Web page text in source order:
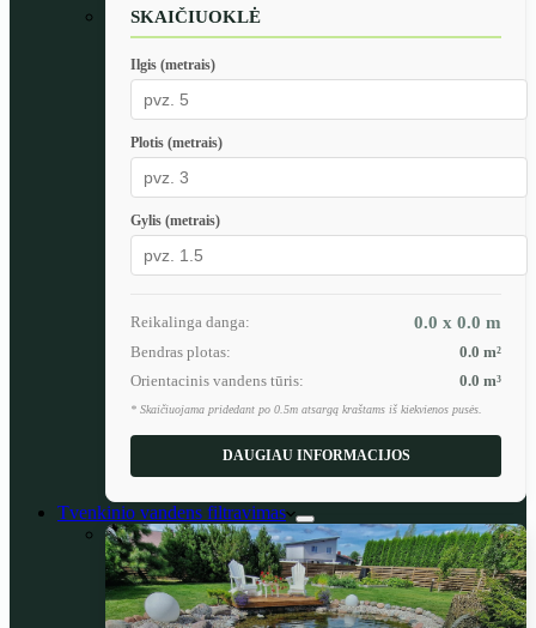
SKAIČIUOKLĖ
Ilgis (metrais)
Plotis (metrais)
Gylis (metrais)
Reikalinga danga: 0.0 x 0.0 m
Bendras plotas: 0.0 m²
Orientacinis vandens tūris:
0.0 m³
* Skaičiuojama pridedant po 0.5m atsargą kraštams iš kiekvienos pusės.
DAUGIAU INFORMACIJOS
Tvenkinio vandens filtravimas